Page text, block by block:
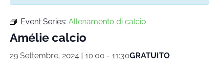
Event Series: Allenamento di calcio
Amélie calcio
29 Settembre, 2024 | 10:00 - 11:30GRATUITO